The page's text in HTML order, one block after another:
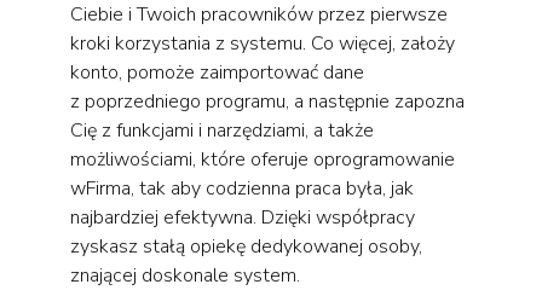
Ciebie i Twoich pracowników przez pierwsze
kroki korzystania z systemu. Co więcej, założy
konto, pomoże zaimportować dane
z poprzedniego programu, a następnie zapozna
Cię z funkcjami i narzędziami, a także
możliwościami, które oferuje oprogramowanie
wFirma, tak aby codzienna praca była, jak
najbardziej efektywna. Dzięki współpracy
zyskasz stałą opiekę dedykowanej osoby,
znającej doskonale system.